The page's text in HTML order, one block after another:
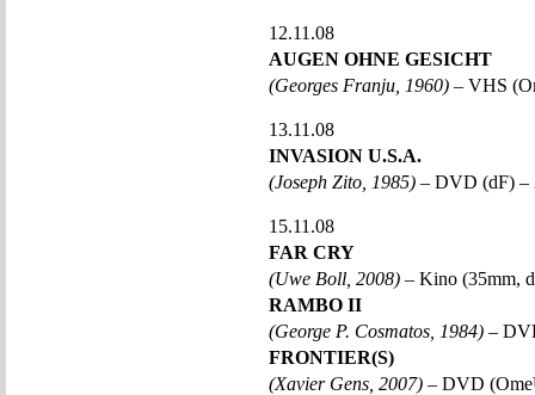
12.11.08
AUGEN OHNE GESICHT
(Georges Franju, 1960) – VHS
13.11.08
INVASION U.S.A.
(Joseph Zito, 1985) – DVD (dF) –
15.11.08
FAR CRY
(Uwe Boll, 2008) – Kino (35mm,
RAMBO II
(George P. Cosmatos, 1984) –
FRONTIER(S)
(Xavier Gens, 2007) – DVD